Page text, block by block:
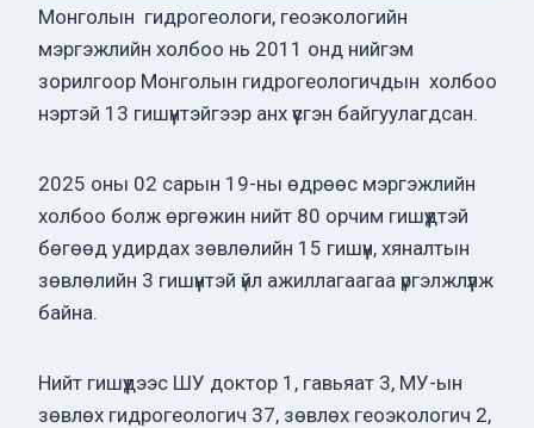
Монголын гидрогеологи, геоэкологийн
мэргэжлийн холбоо нь 2011 онд нийгэм
зорилгоор Монголын гидрогеологичдын холбоо
нэртэй 13 гишүүнтэйгээр анх үүсгэн байгуулагдсан.
2025 оны 02 сарын 19-ны өдрөөс мэргэжлийн
холбоо болж өргөжин нийт 80 орчим гишүүдтэй
бөгөөд удирдах зөвлөлийн 15 гишүүн, хяналтын
зөвлөлийн 3 гишүүнтэй үйл ажиллагаагаа үргэлжлүүлж
байна.
Нийт гишүүдээс ШУ доктор 1, гавьяат 3, МУ-ын
зөвлөх гидрогеологич 37, зөвлөх геоэкологич 2,